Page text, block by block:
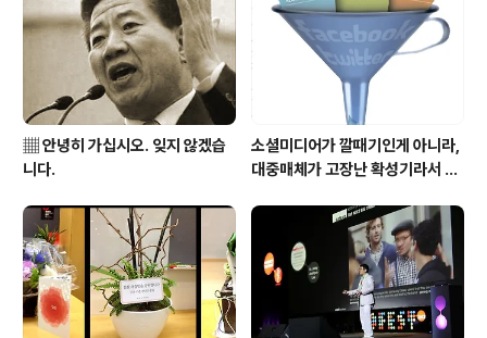
▦ 안녕히 가십시오. 잊지 않겠습
니다.
소셜미디어가 깔때기인게 아니라,
대중매체가 고장난 확성기라서 문